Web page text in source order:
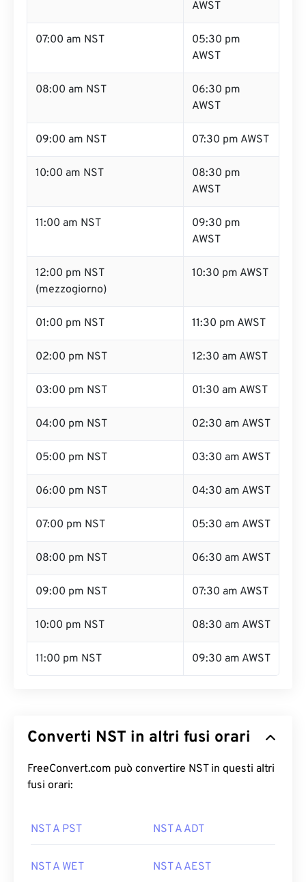
AWST
07:00 am NST
05:30 pm
AWST
08:00 am NST
06:30 pm
AWST
09:00 am NST 07:30 pm AWST
10:00 am NST
08:30 pm
AWST
11:00 am NST
09:30 pm
AWST
12:00 pm NST
(mezzogiorno)
10:30 pm AWST
01:00 pm NST 11:30 pm AWST
02:00 pm NST 12:30 am AWST
03:00 pm NST 01:30 am AWST
04:00 pm NST 02:30 am AWST
05:00 pm NST 03:30 am AWST
06:00 pm NST 04:30 am AWST
07:00 pm NST 05:30 am AWST
08:00 pm NST 06:30 am AWST
09:00 pm NST 07:30 am AWST
10:00 pm NST 08:30 am AWST
11:00 pm NST 09:30 am AWST
Converti NST in altri fusi orari
FreeConvert.com può convertire NST in questi altri
fusi orari:
NST A PST NST A ADT
NST A WET NST A AEST